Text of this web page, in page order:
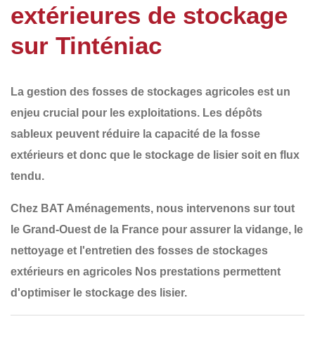
extérieures de stockage
sur Tinténiac
La gestion des fosses de stockages agricoles est un
enjeu crucial pour les exploitations. Les dépôts
sableux peuvent réduire la capacité de la fosse
extérieurs et donc que le stockage de lisier soit en flux
tendu.
Chez BAT Aménagements, nous intervenons sur tout
le Grand-Ouest de la France pour assurer la vidange, le
nettoyage et l'entretien des fosses de stockages
extérieurs en agricoles Nos prestations permettent
d'optimiser le stockage des lisier.